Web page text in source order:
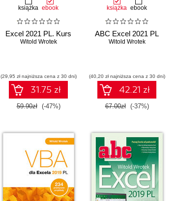
książka ebook
Excel 2021 PL. Kurs
Witold Wrotek
(29,95 zł najniższa cena z 30 dni)
31.75 zł
59.90zł (-47%)
książka ebook
ABC Excel 2021 PL
Witold Wrotek
(40,20 zł najniższa cena z 30 dni)
42.21 zł
67.00zł (-37%)